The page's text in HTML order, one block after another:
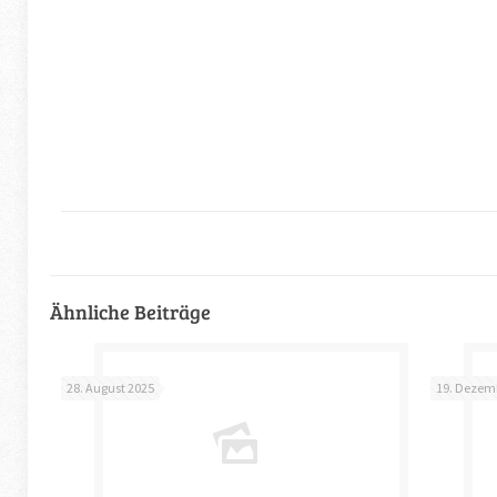
Ähnliche Beiträge
28. August 2025 19.